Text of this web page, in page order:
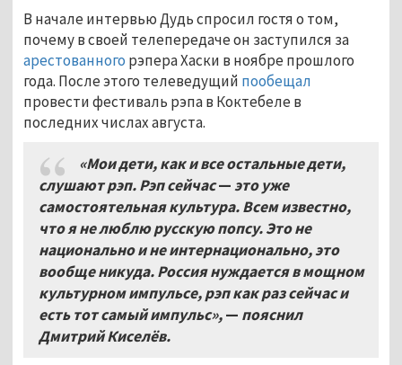
В начале интервью Дудь спросил гостя о том,
почему в своей телепередаче он заступился за
арестованного рэпера Хаски в ноябре прошлого
года. После этого телеведущий пообещал
провести фестиваль рэпа в Коктебеле в
последних числах августа.
«Мои дети, как и все остальные дети,
слушают рэп. Рэп сейчас—это уже
самостоятельная культура. Всем известно,
что я не люблю русскую попсу. Это не
национально и не интернационально, это
вообще никуда. Россия нуждается в мощном
культурном импульсе, рэп как раз сейчас и
есть тот самый импульс»,— пояснил
Дмитрий Киселёв.